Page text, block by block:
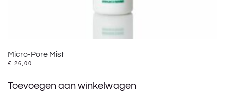
Micro-Pore Mist
€ 26,00
Toevoegen aan winkelwagen